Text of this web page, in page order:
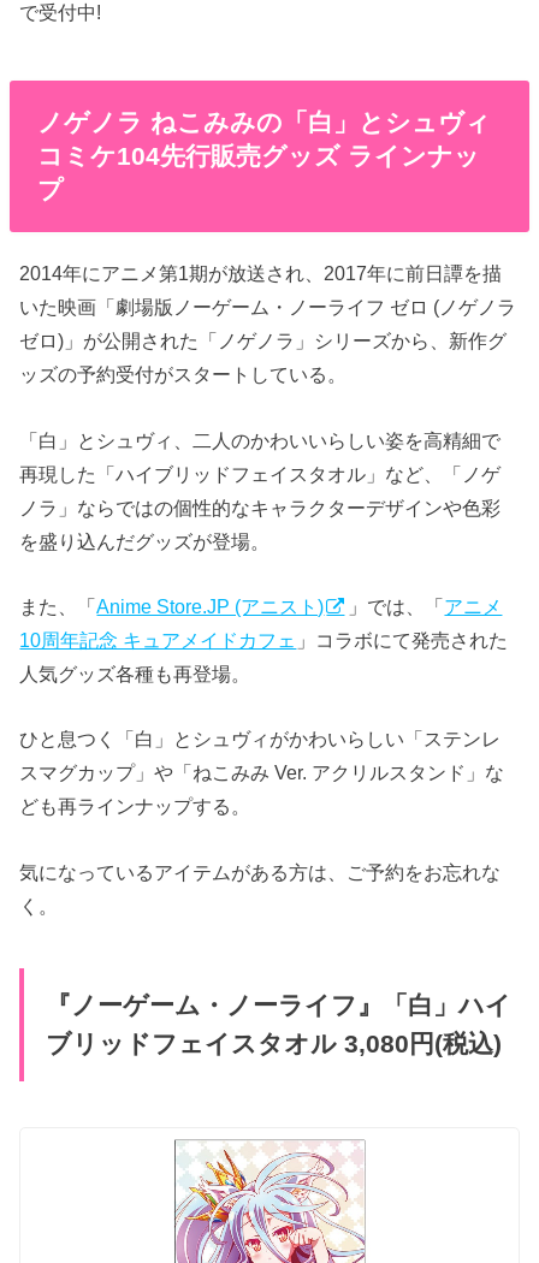
で受付中!
ノゲノラ ねこみみの「白」とシュヴィ
コミケ104先行販売グッズ ラインナッ
プ
2014年にアニメ第1期が放送され、2017年に前日譚を描
いた映画「劇場版ノーゲーム・ノーライフ ゼロ (ノゲノラ
ゼロ)」が公開された「ノゲノラ」シリーズから、新作グ
ッズの予約受付がスタートしている。
「白」とシュヴィ、二人のかわいいらしい姿を高精細で
再現した「ハイブリッドフェイスタオル」など、「ノゲ
ノラ」ならではの個性的なキャラクターデザインや色彩
を盛り込んだグッズが登場。
また、「Anime Store.JP (アニスト) 」では、「アニメ
10周年記念 キュアメイドカフェ 」コラボにて発売された
人気グッズ各種も再登場。
ひと息つく「白」とシュヴィがかわいらしい「ステンレ
スマグカップ」や「ねこみみ Ver. アクリルスタンド」な
ども再ラインナップする。
気になっているアイテムがある方は、ご予約をお忘れな
く。
『ノーゲーム・ノーライフ』「白」ハイ
ブリッドフェイスタオル 3,080円(税込)